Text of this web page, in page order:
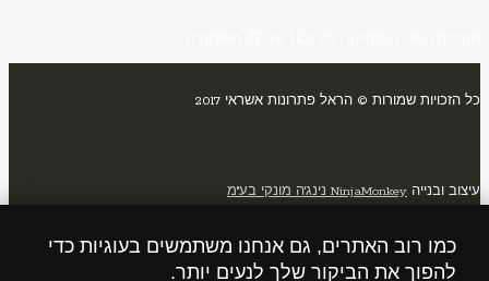
כל הזכויות שמורות © הראל פתרונות אשראי 2017
עיצוב ובנייה NinjaMonkey נינג'ה מונקי בע"מ
כמו רוב האתרים, גם אנחנו משתמשים בעוגיות כדי
להפוך את הביקור שלך לנעים יותר.
גלילה